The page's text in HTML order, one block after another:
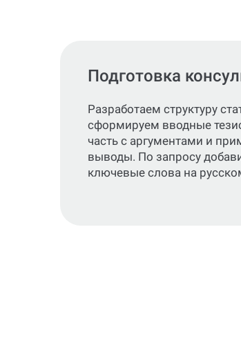
Подготовка
Разработаем структуру
сформируем вводные
часть с аргументами и
выводы. По запросу
ключевые слова на